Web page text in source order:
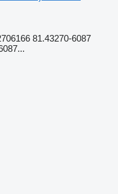
81.43270-6087